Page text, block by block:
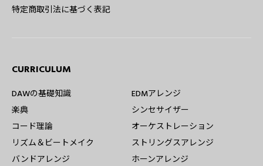
特定商取引法に基づく表記
CURRICULUM
DAWの基礎知識
楽典
コード理論
リズム＆ビートメイク
バンドアレンジ
EDMアレンジ
シンセサイザー
オーケストレーション
ストリングスアレンジ
ホーンアレンジ